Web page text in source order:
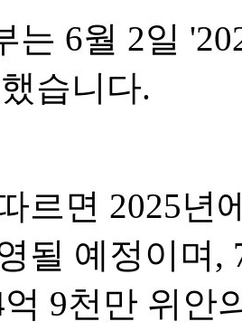
는 6월 2일
습니다.
르면 2025년
될 예정이며,
9천만 위안